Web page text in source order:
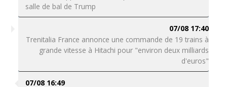
salle de bal de Trump
07/08 17:40
Trenitalia France annonce une commande de 19 trains à
grande vitesse à Hitachi pour "environ deux milliards
d'euros"
07/08 16:49